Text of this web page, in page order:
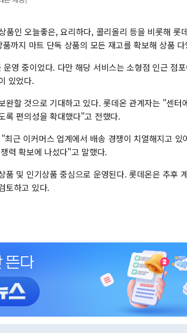
품인 오늘좋은, 요리하다, 콜리올리 등을 비롯해 롯
까지 마트 단독 상품의 모든 재고를 확보해 상품
영 중이었다. 다만 해당 서비스는 소형점 인근 점
있었다.
완할 것으로 기대하고 있다. 롯데온 관계자는 "센터
록 편의성을 확대했다"고 전했다.
근 이커머스 업계에서 배송 경쟁이 치열해지고 있
력 확보에 나섰다"고 말했다.
품 및 인기상품 중심으로 운영된다. 롯데온은 추후
토하고 있다.